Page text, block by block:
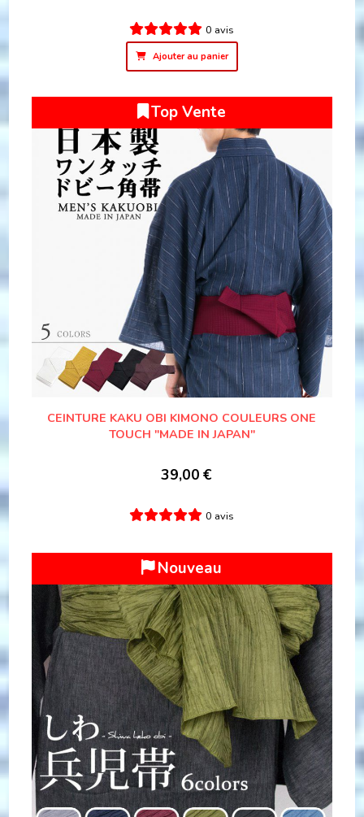
0 avis
Ajouter au panier
Top Vente
CEINTURE KAKU OBI KIMONO COULEURS ONE
TOUCH "MADE IN JAPAN"
39,00 €
0 avis
Nouveau